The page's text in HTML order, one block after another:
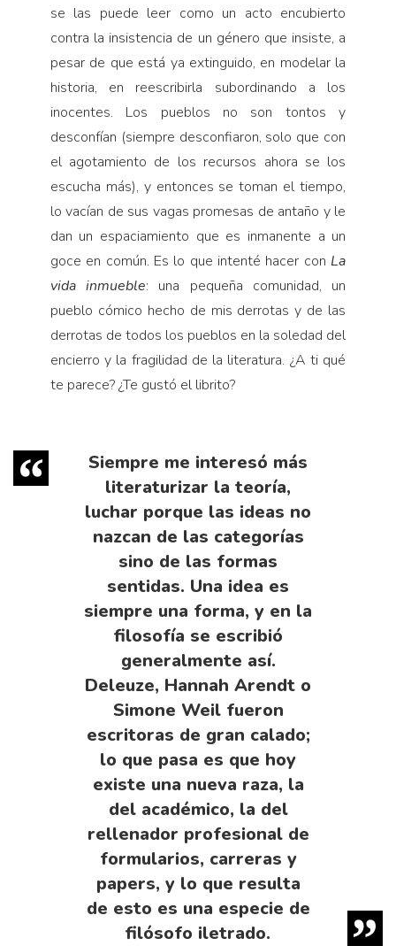
se las puede leer como un acto encubierto
contra la insistencia de un género que insiste, a
pesar de que está ya extinguido, en modelar la
historia, en reescribirla subordinando a los
inocentes. Los pueblos no son tontos y
desconfían (siempre desconfiaron, solo que con
el agotamiento de los recursos ahora se los
escucha más), y entonces se toman el tiempo,
lo vacían de sus vagas promesas de antaño y le
dan un espaciamiento que es inmanente a un
goce en común. Es lo que intenté hacer con La
vida inmueble: una pequeña comunidad, un
pueblo cómico hecho de mis derrotas y de las
derrotas de todos los pueblos en la soledad del
encierro y la fragilidad de la literatura. ¿A ti qué
te parece? ¿Te gustó el librito?
Siempre me interesó más
literaturizar la teoría,
luchar porque las ideas no
nazcan de las categorías
sino de las formas
sentidas. Una idea es
siempre una forma, y en la
filosofía se escribió
generalmente así.
Deleuze, Hannah Arendt o
Simone Weil fueron
escritoras de gran calado;
lo que pasa es que hoy
existe una nueva raza, la
del académico, la del
rellenador profesional de
formularios, carreras y
papers, y lo que resulta
de esto es una especie de
filósofo iletrado.